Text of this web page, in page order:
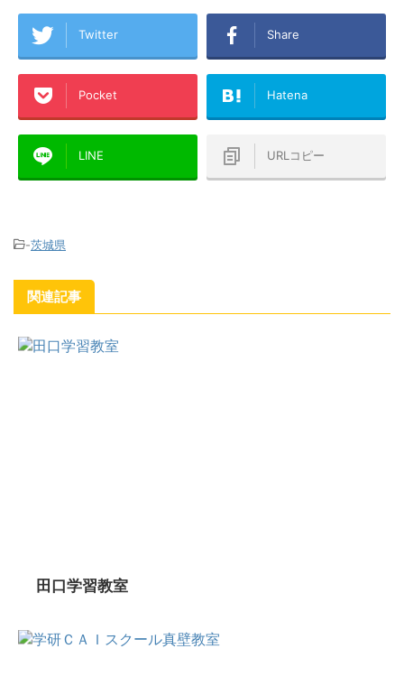
Twitter Share
Pocket Hatena
LINE URLコピー
-茨城県
関連記事
田口学習教室